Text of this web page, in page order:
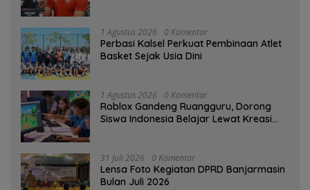
1 Agustus 2026 0 Komentar
Perbasi Kalsel Perkuat Pembinaan Atlet
Basket Sejak Usia Dini
1 Agustus 2026 0 Komentar
Roblox Gandeng Ruangguru, Dorong
Siswa Indonesia Belajar Lewat Kreasi
31 Juli 2026 0 Komentar
Lensa Foto Kegiatan DPRD Banjarmasin
Bulan Juli 2026